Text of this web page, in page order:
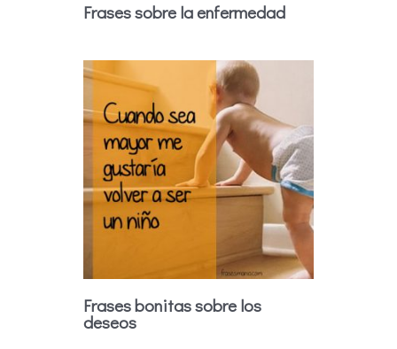
Frases sobre la enfermedad
Frases bonitas sobre los
deseos